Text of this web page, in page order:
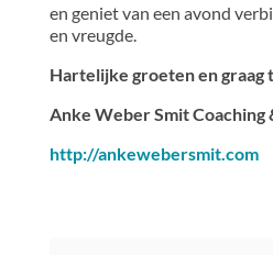
en geniet van een avond
en vreugde.
Hartelijke groeten en graag
Anke Weber Smit
http://ankewebersmit.com